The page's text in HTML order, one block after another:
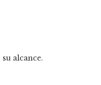
alcance.